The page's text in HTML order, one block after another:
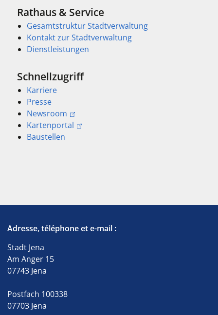
Rathaus & Service
Gesamtstruktur Stadtverwaltung
Kontakt zur Stadtverwaltung
Dienstleistungen
Schnellzugriff
Karriere
Presse
Newsroom
Kartenportal
Baustellen
Adresse, téléphone et e-mail :
Stadt Jena
Am Anger 15
07743 Jena
Postfach 100338
07703 Jena